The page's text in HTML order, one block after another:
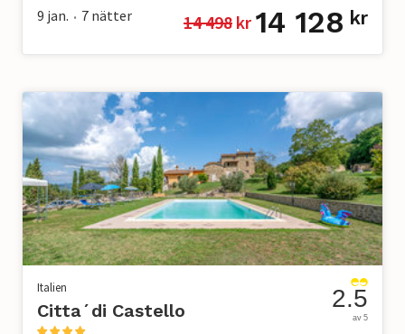
9 jan. • 7 nätter 14 498 kr 14 128 kr
Italien
Citta´di Castello 2.5
av 5